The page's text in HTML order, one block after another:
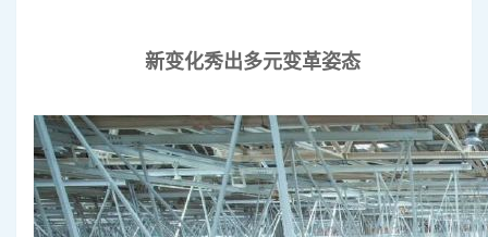
新变化秀出多元变革姿态